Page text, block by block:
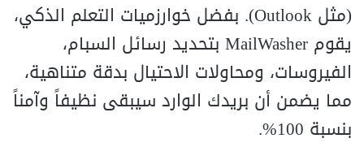
(مثل Outlook). بفضل خوارزميات التعلم الذكي،
يقوم MailWasher بتحديد رسائل السبام،
الفيروسات، ومحاولات الاحتيال بدقة متناهية،
مما يضمن أن بريدك الوارد سيبقى نظيفاً وآمناً
بنسبة 100%.